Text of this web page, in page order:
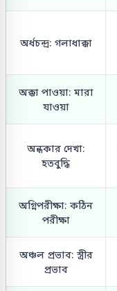
অর্ধচন্দ্র: গলাধাক্কা
অক্কা পাওয়া: মারা
যাওয়া
অন্ধকার দেখা:
হতবুদ্ধি
অগ্নিপরীক্ষা: কঠিন
পরীক্ষা
অঞ্চল প্রভাব: স্ত্রীর
প্রভাব